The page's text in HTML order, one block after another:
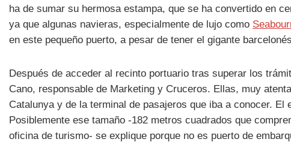
ha de sumar su hermosa estampa, que se ha convertido en
ya que algunas navieras, especialmente de lujo como
en este pequeño puerto, a pesar de tener el gigante
Después de acceder al recinto portuario tras superar los
Cano, responsable de Marketing y Cruceros. Ellas, muy
Catalunya y de la terminal de pasajeros que iba a conocer.
Posiblemente ese tamaño -182 metros cuadrados que
oficina de turismo- se explique porque no es puerto de